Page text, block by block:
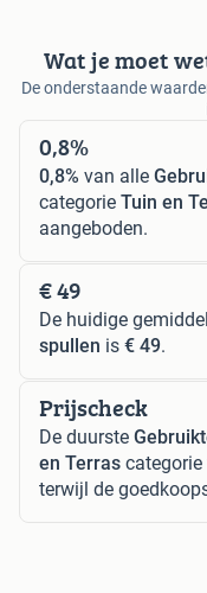
Wat je moet
De onderstaande
0,8%
0,8% van alle
categorie Tuin en
aangeboden.
€ 49
De huidige
spullen is € 49.
Prijscheck
De duurste
en Terras
terwijl de